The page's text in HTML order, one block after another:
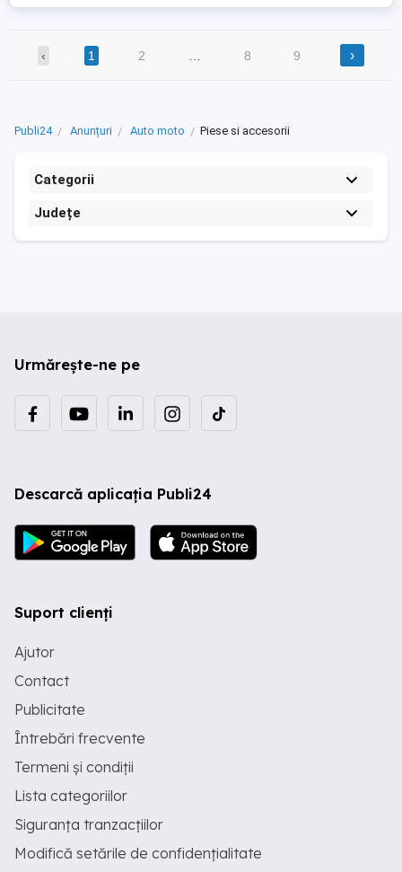
‹ 1 2 8 9 ›
Publi24 Anunțuri Auto moto Piese si accesorii
Categorii
Județe
Urmărește-ne pe
Descarcă aplicația Publi24
Suport clienți
Ajutor
Contact
Publicitate
Întrebări frecvente
Termeni și condiții
Lista categoriilor
Siguranța tranzacțiilor
Modifică setările de confidențialitate